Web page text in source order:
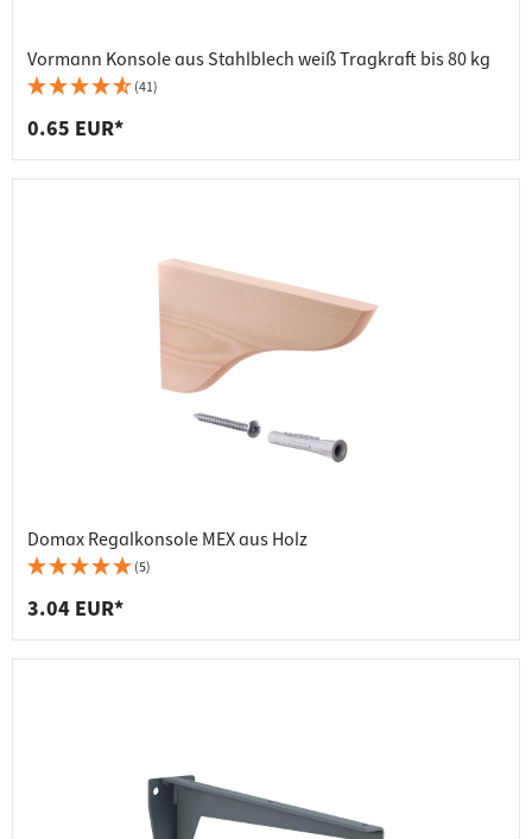
Vormann Konsole aus Stahlblech weiß Tragkraft bis 80 kg
(41)
0.65 EUR*
Domax Regalkonsole MEX aus Holz
(5)
3.04 EUR*